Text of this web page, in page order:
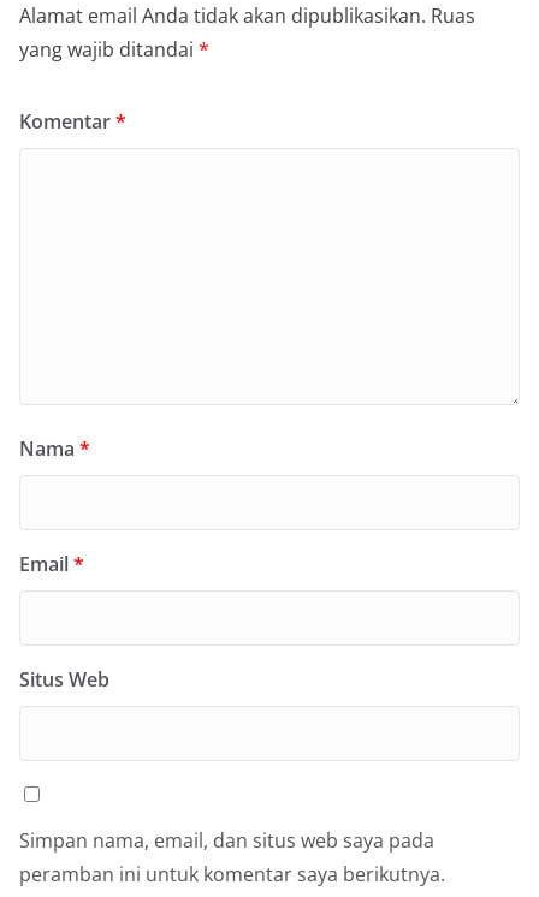
Alamat email Anda tidak akan dipublikasikan. Ruas
yang wajib ditandai *
Komentar*
Nama *
Email*
Situs Web
Simpan nama, email, dan situs web saya pada
peramban ini untuk komentar saya berikutnya.